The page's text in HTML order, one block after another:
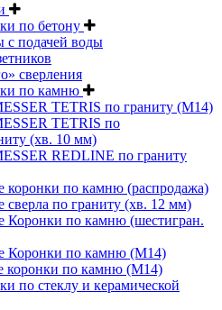
по бетону
с подачей воды
сверления
по камню
TETRIS по граниту (М14)
TETRIS по
(хв. 10 мм)
REDLINE по граниту
коронки по камню (распродажа)
по граниту (хв. 12 мм)
Коронки по камню (шестигран.
Коронки по камню (M14)
коронки по камню (M14)
по стеклу и керамической